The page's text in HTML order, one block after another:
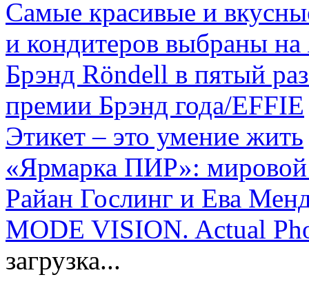
Самые красивые и
и кондитеров выбраны
Брэнд Röndell в пятый
премии Брэнд года/EFFIE
Этикет – это умение жить
«Ярмарка ПИР»: мировой
Райан Гослинг и Ева
MODE VISION. Actual
загрузка...